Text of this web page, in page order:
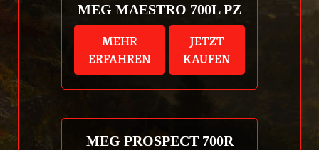
MEG MAESTRO 700L PZ
MEHR
ERFAHREN
JETZT
KAUFEN
MEG PROSPECT 700R